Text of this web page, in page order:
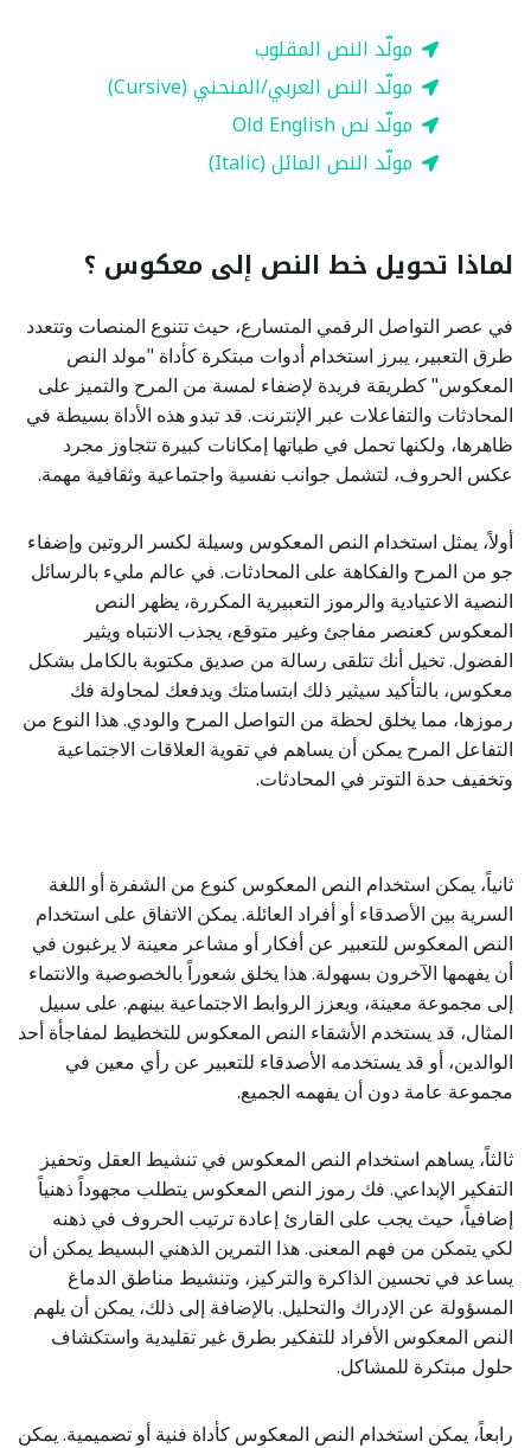
مولّد النص المقلوب
مولّد النص العربي/المنحني (Cursive)
مولّد نص Old English
مولّد النص المائل (Italic)
لماذا تحويل خط النص إلى معكوس ؟
في عصر التواصل الرقمي المتسارع، حيث تتنوع المنصات وتتعدد
طرق التعبير، يبرز استخدام أدوات مبتكرة كأداة "مولد النص
المعكوس" كطريقة فريدة لإضفاء لمسة من المرح والتميز على
المحادثات والتفاعلات عبر الإنترنت. قد تبدو هذه الأداة بسيطة في
ظاهرها، ولكنها تحمل في طياتها إمكانات كبيرة تتجاوز مجرد
عكس الحروف، لتشمل جوانب نفسية واجتماعية وثقافية مهمة.
أولاً، يمثل استخدام النص المعكوس وسيلة لكسر الروتين وإضفاء
جو من المرح والفكاهة على المحادثات. في عالم مليء بالرسائل
النصية الاعتيادية والرموز التعبيرية المكررة، يظهر النص
المعكوس كعنصر مفاجئ وغير متوقع، يجذب الانتباه ويثير
الفضول. تخيل أنك تتلقى رسالة من صديق مكتوبة بالكامل بشكل
معكوس، بالتأكيد سيثير ذلك ابتسامتك ويدفعك لمحاولة فك
رموزها، مما يخلق لحظة من التواصل المرح والودي. هذا النوع من
التفاعل المرح يمكن أن يساهم في تقوية العلاقات الاجتماعية
وتخفيف حدة التوتر في المحادثات.
ثانياً، يمكن استخدام النص المعكوس كنوع من الشفرة أو اللغة
السرية بين الأصدقاء أو أفراد العائلة. يمكن الاتفاق على استخدام
النص المعكوس للتعبير عن أفكار أو مشاعر معينة لا يرغبون في
أن يفهمها الآخرون بسهولة. هذا يخلق شعوراً بالخصوصية والانتماء
إلى مجموعة معينة، ويعزز الروابط الاجتماعية بينهم. على سبيل
المثال، قد يستخدم الأشقاء النص المعكوس للتخطيط لمفاجأة أحد
الوالدين، أو قد يستخدمه الأصدقاء للتعبير عن رأي معين في
مجموعة عامة دون أن يفهمه الجميع.
ثالثاً، يساهم استخدام النص المعكوس في تنشيط العقل وتحفيز
التفكير الإبداعي. فك رموز النص المعكوس يتطلب مجهوداً ذهنياً
إضافياً، حيث يجب على القارئ إعادة ترتيب الحروف في ذهنه
لكي يتمكن من فهم المعنى. هذا التمرين الذهني البسيط يمكن أن
يساعد في تحسين الذاكرة والتركيز، وتنشيط مناطق الدماغ
المسؤولة عن الإدراك والتحليل. بالإضافة إلى ذلك، يمكن أن يلهم
النص المعكوس الأفراد للتفكير بطرق غير تقليدية واستكشاف
حلول مبتكرة للمشاكل.
رابعاً، يمكن استخدام النص المعكوس كأداة فنية أو تصميمية. يمكن